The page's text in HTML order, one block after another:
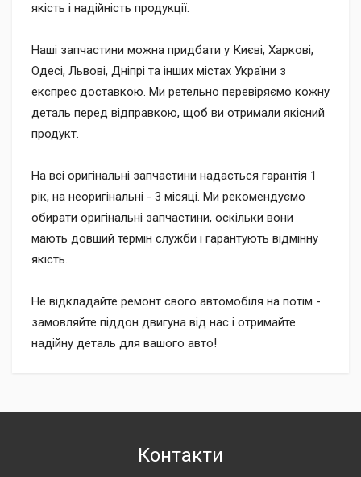
якість і надійність продукції.
Наші запчастини можна придбати у Києві, Харкові,
Одесі, Львові, Дніпрі та інших містах України з
експрес доставкою. Ми ретельно перевіряємо кожну
деталь перед відправкою, щоб ви отримали якісний
продукт.
На всі оригінальні запчастини надається гарантія 1
рік, на неоригінальні - 3 місяці. Ми рекомендуємо
обирати оригінальні запчастини, оскільки вони
мають довший термін служби і гарантують відмінну
якість.
Не відкладайте ремонт свого автомобіля на потім -
замовляйте піддон двигуна від нас і отримайте
надійну деталь для вашого авто!
Контакти